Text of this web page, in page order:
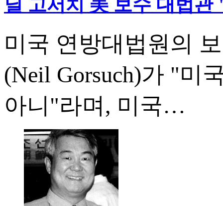
닐 고서치 美 보수 대법
미국 연방대법원의
(Neil Gorsuch)가 "미
아니"라며, 미국…